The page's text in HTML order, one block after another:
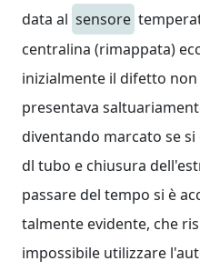
data al sensore
centralina (rimappata)
inizialmente il difetto non
presentava
diventando marcato se si
dl tubo e chiusura
passare del tempo si è
talmente evidente, che
impossibile utilizzare